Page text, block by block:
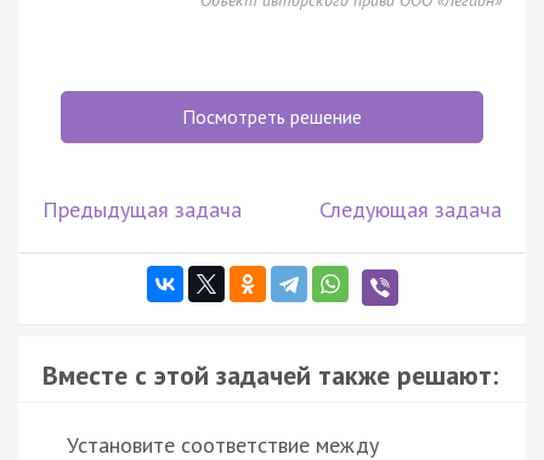
Посмотреть решение
Предыдущая задача Следующая задача
Вместе с этой задачей также решают:
Установите соответствие между